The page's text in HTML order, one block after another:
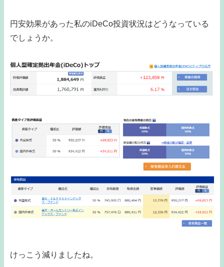
円安効果があった私のiDeCo投資状況はどうなっている
でしょうか。
けっこう減りましたね。